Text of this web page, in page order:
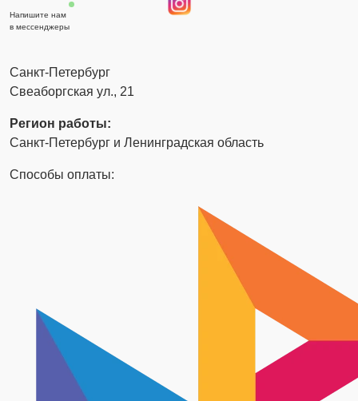
Напишите нам
в мессенджеры
Санкт-Петербург
Свеаборгская ул., 21
Регион работы:
Санкт-Петербург и Ленинградская область
Способы оплаты: